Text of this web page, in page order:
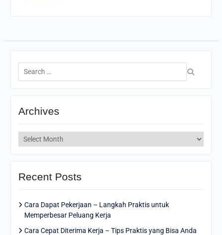
Search
for:
Archives
Archives
Recent Posts
Cara Dapat Pekerjaan – Langkah Praktis untuk
Memperbesar Peluang Kerja
Cara Cepat Diterima Kerja – Tips Praktis yang Bisa Anda